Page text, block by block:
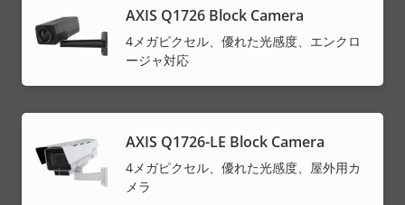
AXIS Q1726 Block Camera
4メガピクセル、優れた光感度、エンクロ
ージャ対応
AXIS Q1726-LE Block Camera
4メガピクセル、優れた光感度、屋外用カ
メラ